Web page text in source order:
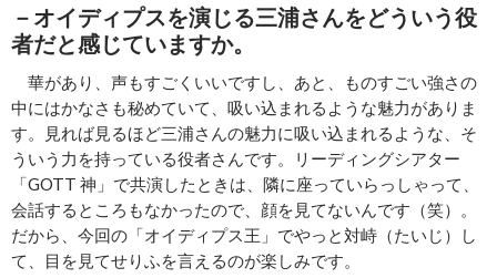
－オイディプスを演じる三浦さんをどういう役
者だと感じていますか。
華があり、声もすごくいいですし、あと、ものすごい強さの
中にはかなさも秘めていて、吸い込まれるような魅力がありま
す。見れば見るほど三浦さんの魅力に吸い込まれるような、そ
ういう力を持っている役者さんです。リーディングシアター
「GOTT 神」で共演したときは、隣に座っていらっしゃって、
会話するところもなかったので、顔を見てないんです（笑）。
だから、今回の「オイディプス王」でやっと対峙（たいじ）し
て、目を見てせりふを言えるのが楽しみです。